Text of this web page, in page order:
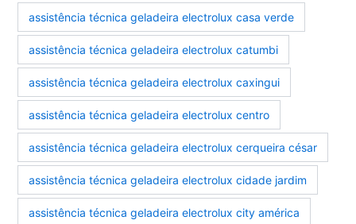
assistência técnica geladeira electrolux casa verde
assistência técnica geladeira electrolux catumbi
assistência técnica geladeira electrolux caxingui
assistência técnica geladeira electrolux centro
assistência técnica geladeira electrolux cerqueira césar
assistência técnica geladeira electrolux cidade jardim
assistência técnica geladeira electrolux city américa